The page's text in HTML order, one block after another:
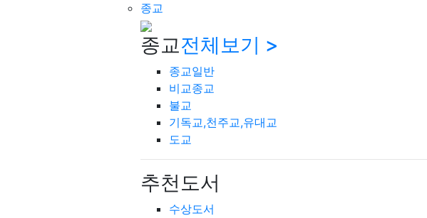
종교
종교전체보기 >
종교일반
비교종교
불교
기독교,천주교,유대교
도교
추천도서
수상도서